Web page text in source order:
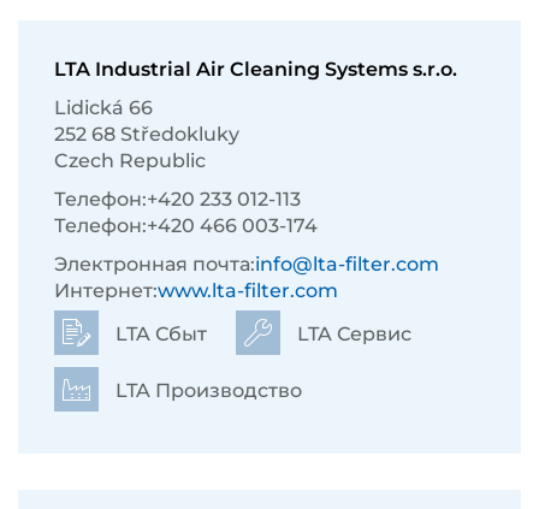
LTA Industrial Air Cleaning Systems s.r.o.
Lidická 66
252 68 Středokluky
Czech Republic
Телефон:+420 233 012-113
Телефон:+420 466 003-174
Электронная почта:info@lta-filter.com
Интернет:www.lta-filter.com
LTA Сбыт
LTA Сервис
LTA Производство